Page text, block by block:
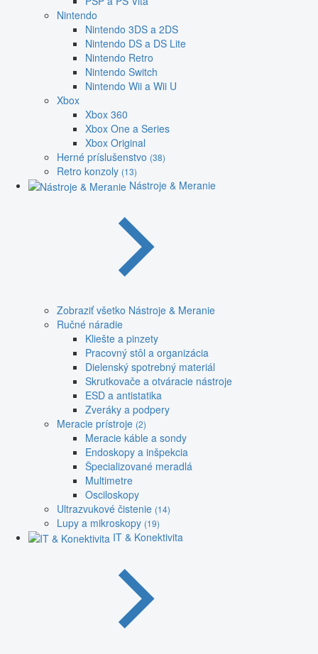
Nintendo
Nintendo 3DS a 2DS
Nintendo DS a DS Lite
Nintendo Retro
Nintendo Switch
Nintendo Wii a Wii U
Xbox
Xbox 360
Xbox One a Series
Xbox Original
Herné príslušenstvo (38)
Retro konzoly (13)
Nástroje & Meranie
Zobraziť všetko Nástroje & Meranie
Ručné náradie
Kliešte a pinzety
Pracovný stôl a organizácia
Dielenský spotrebný materiál
Skrutkovače a otváracie nástroje
ESD a antistatika
Zveráky a podpery
Meracie prístroje (2)
Meracie káble a sondy
Endoskopy a inšpekcia
Špecializované meradlá
Multimetre
Osciloskopy
Ultrazvukové čistenie (14)
Lupy a mikroskopy (19)
IT & Konektivita